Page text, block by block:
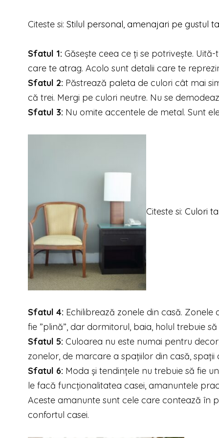
Citeste si: Stilul personal, amenajari pe gustul
Sfatul 1: Găsește ceea ce ți se potrivește.
care te atrag. Acolo sunt detalii care te
Sfatul 2: Păstrează paleta de culori cât mai
că trei. Mergi pe culori neutre. Nu se
Sfatul 3: Nu omite accentele de metal. Sunt
Citeste si: Culori
Sfatul 4: Echilibrează zonele din casă.
fie ”plină”, dar dormitorul, baia, holul trebuie
Sfatul 5: Culoarea nu este numai pentru
zonelor, de marcare a spațiilor din casă,
Sfatul 6: Moda și tendințele nu trebuie să fie
le facă funcționalitatea casei, amanuntele
Aceste amanunte sunt cele care contează în
confortul casei.